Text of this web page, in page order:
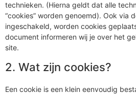
technieken. (Hierna geldt dat alle
“cookies” worden genoemd). Ook via
ingeschakeld, worden cookies
document informeren wij je over het
site.
2. Wat zijn cookies?
Een cookie is een klein eenvoudig